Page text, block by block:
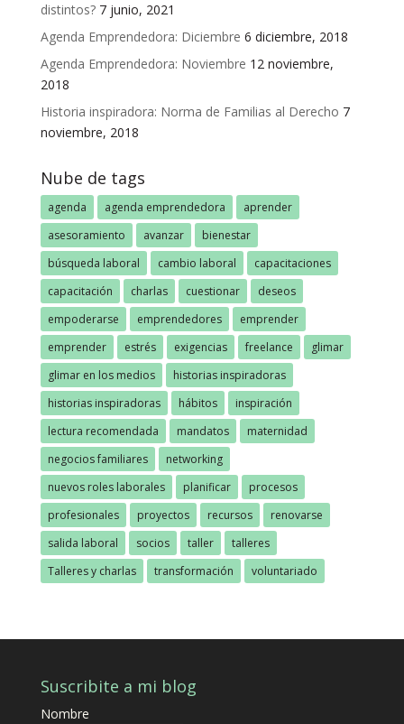
distintos? 7 junio, 2021
Agenda Emprendedora: Diciembre 6 diciembre, 2018
Agenda Emprendedora: Noviembre 12 noviembre,
2018
Historia inspiradora: Norma de Familias al Derecho 7
noviembre, 2018
Nube de tags
agenda agenda emprendedora
aprender
asesoramiento
avanzar
bienestar
búsqueda laboral
cambio laboral
capacitaciones
capacitación
charlas cuestionar
deseos
empoderarse
emprendedores
emprender
emprender
estrés exigencias freelance
glimar
glimar en los medios
historias inspiradoras
historias inspiradoras
hábitos
inspiración
lectura recomendada
mandatos
maternidad
negocios familiares
networking
nuevos roles laborales
planificar
procesos
profesionales
proyectos recursos
renovarse
salida laboral
socios taller
talleres
Talleres y charlas
transformación voluntariado
Suscribite a mi blog
Nombre